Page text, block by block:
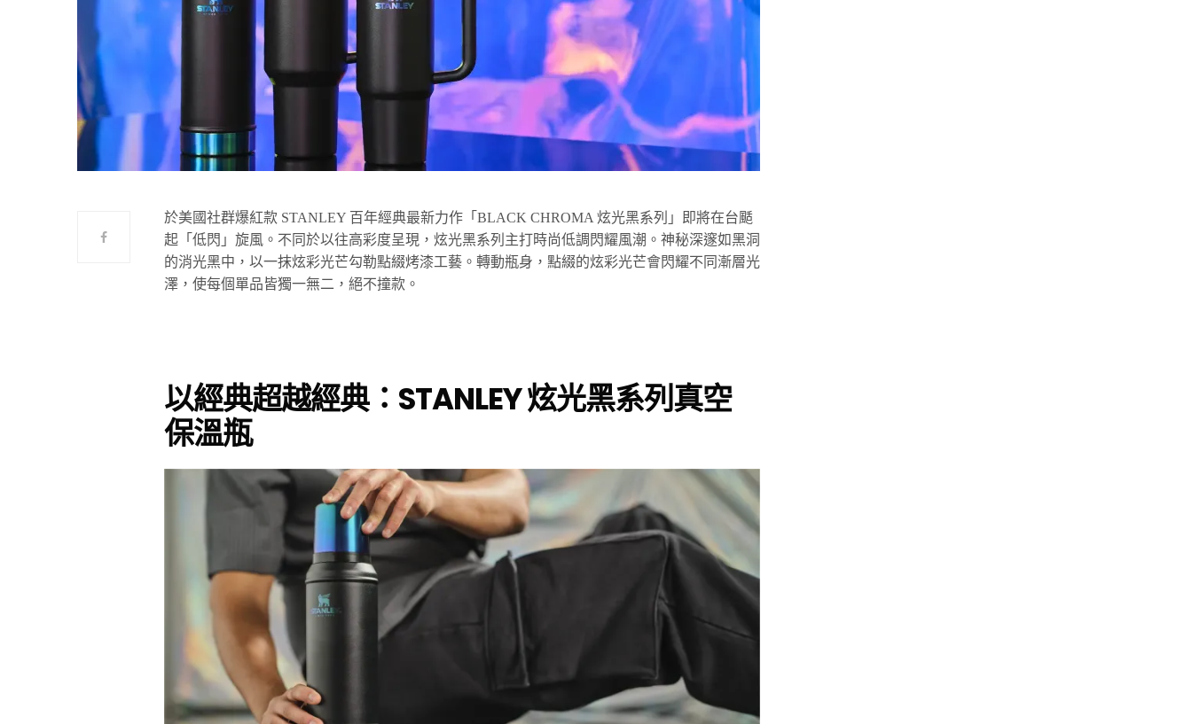
於美國社群爆紅款 STANLEY 百年經典最新力作「BLACK CHROMA 炫光黑系列」即將在台颳
起「低閃」旋風。不同於以往高彩度呈現，炫光黑系列主打時尚低調閃耀風潮。神秘深邃如黑洞
的消光黑中，以一抹炫彩光芒勾勒點綴烤漆工藝。轉動瓶身，點綴的炫彩光芒會閃耀不同漸層光
澤，使每個單品皆獨一無二，絕不撞款。
以經典超越經典： STANLEY炫光黑系列真空
保溫瓶